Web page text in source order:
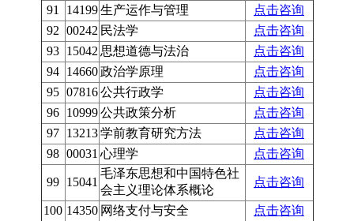
91
14199 生产运作与管理
点击咨询
92 00242 民法学
点击咨询
93 15042 思想道德与法治
点击咨询
94 14660 政治学原理
点击咨询
95 07816 公共行政学
点击咨询
96 10999 公共政策分析
点击咨询
97 13213 学前教育研究方法
点击咨询
98 00031 心理学 点击咨询
99 15041
毛泽东思想和中国特色社
会主义理论体系概论
点击咨询
100 14350 网络支付与安全
点击咨询